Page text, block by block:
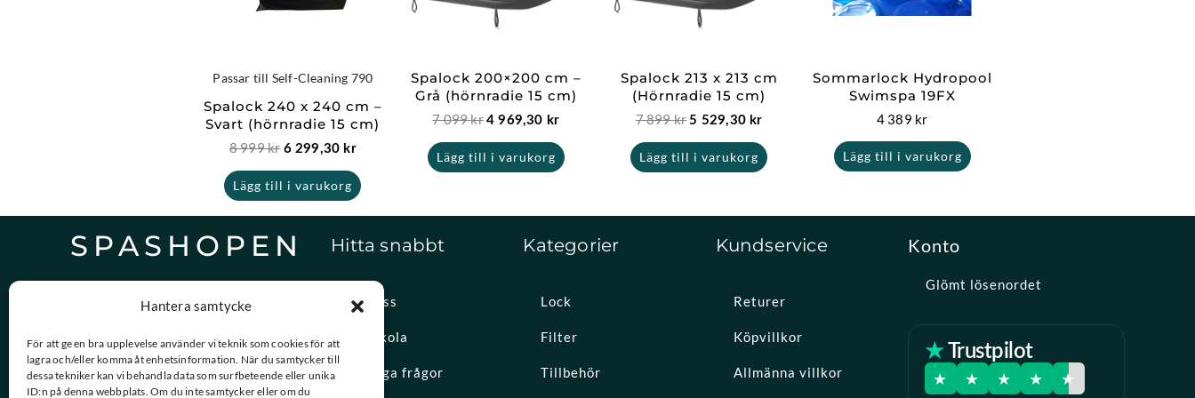
Hantera samtycke
För att ge en bra upplevelse använder vi teknik som cookies för att
lagra och/eller komma åt enhetsinformation. När du samtycker till
dessa tekniker kan vi behandla data som surfbeteende eller unika
ID:n på denna webbplats. Om du inte samtycker eller om du
Passar till Self-Cleaning 790
Spalock 240 x 240 cm –
Svart (hörnradie 15 cm)
8 999kr 6 299,30 kr
Lägg till i varukorg
Spalock 200×200 cm –
Grå (hörnradie 15 cm)
7 099kr 4 969,30 kr
Lägg till i varukorg
Spalock 213 x 213 cm
(Hörnradie 15 cm)
7 899kr 5 529,30 kr
Lägg till i varukorg
Sommarlock Hydropool
Swimspa 19FX
4 389 kr
Lägg till i varukorg
SPASHOPEN
reservdelar och vattenvård.
08-756 20 00
Vardagar 09:00 – 15:00
Hitta snabbt
Om oss
Spaskola
Vanliga frågor
Kategorier
Lock
Filter
Tillbehör
Kundservice
Returer
Köpvillkor
Allmänna villkor
Konto
Glömt lösenordet
★ Trustpilot
★ ★ ★ ★ ★